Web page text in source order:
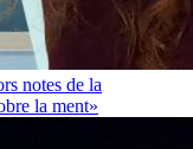
notes de la
la ment»